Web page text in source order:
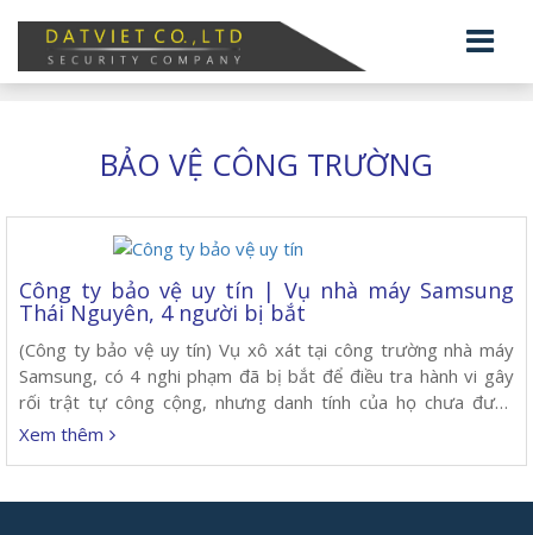
BẢO VỆ CÔNG TRƯỜNG
Công ty bảo vệ uy tín | Vụ nhà máy Samsung
Thái Nguyên, 4 người bị bắt
(Công ty bảo vệ uy tín) Vụ xô xát tại công trường nhà máy
Samsung, có 4 nghi phạm đã bị bắt để điều tra hành vi gây
rối trật tự công cộng, nhưng danh tính của họ chưa được
thông báo.
Xem thêm